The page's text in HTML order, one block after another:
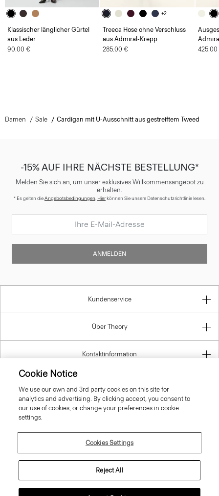
Klassischer länglicher Gürtel
aus Leder
90.00 €
+2
Treeca Hose ohne Verschluss
aus Admiral-Krepp
285.00 €
Damen Sale Cardigan mit U-Ausschnitt aus gestreiftem Tweed
-15% AUF IHRE NÄCHSTE BESTELLUNG*
Melden Sie sich an, um unser exklusives Willkommensangebot zu
erhalten.
* Es gelten dieAngebotsbedingungen. Hierkönnen Sie unsere Datenschutzrichtlinie lesen.
ANMELDEN
Kundenservice
Über Theory
Kontaktinformation
Cookie Notice
We use our own and 3rd party cookies on this site for
analytics and advertising. By clicking accept, you consent to
our use of cookies, or change your preferences in cookie
settings.
Cookies Settings
Reject All